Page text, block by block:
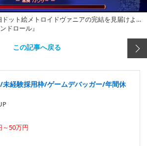
ドット絵メトロイドヴァニアの完結を見届けよ…
ドロール』
この記事へ戻る
/未経験採用枠/ゲームデバッガー/年間休
～50万円